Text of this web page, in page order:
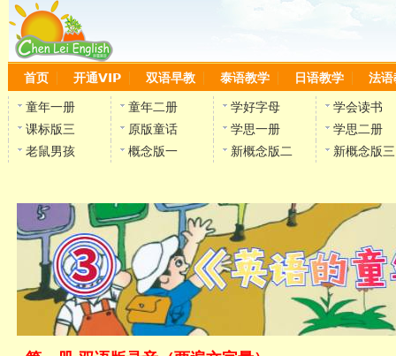
首页 开通VIP 双语早教 泰语教学 日语教学 法语
童年一册 童年二册 学好字母
学会读书
课标版三
原版童话 学思一册
学思二册
老鼠男孩
概念版一 新概念版二 新概念版三